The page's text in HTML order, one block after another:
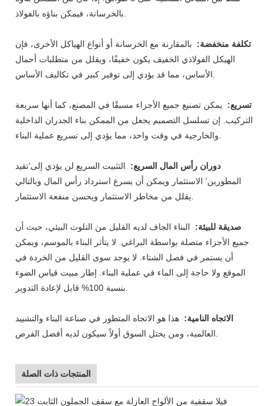
بالخرسانة، فيمكن بناؤه بالفولاذ.
تكلفة منخفضة:
بالمقارنة مع الخرسانة أو أنواع الهياكل الأخرى، فإن
الهيكل الفولاذي الخفيف يكون خفيفًا، ويقلل من متطلبات أحمال
الأساس، مما قد يؤدي إلى توفير كبير في تكاليف الأساس.
تسريع:
يمكن تصنيع جميع الأجزاء مسبقًا في المصنع، كما أنها سريعة
التركيب. إن تسلسل التصميم يجعل من الممكن بناء الجدران الداخلية
والخارجية في وقت واحد، مما يؤدي إلى تسريع عملية البناء.
دوران رأس المال السريع:
التثبيت السريع لن يؤدي إلى’تقيد
المطورين’ الاستثمار ويمكن أن يسرع استرداد رأس المال وبالتالي
يقلل من مخاطر الاستثمار ويحسن منفعة الاستثمار.
صديقة للبيئة:
البناء الجاف لديه القليل من التلوث البيئي، حيث أن
جميع الأجزاء متصلة بواسطة البراغي. لا يتأثر البناء بالموسم، ويمكن
أن يستمر في فصل الشتاء. لا يوجد سوى القليل من الخردة في
الموقع ولا حاجة إلى الماء في عملية البناء. إطار مبيت قياس الضوء
بنسبة 100% قابل لإعادة التدوير.
الاتجاه النامية: هذا هو الاتجاه المتطور في صناعة البناء والتشييد
العالمية، ومن يحتل السوق أولاً سيكون لديه أفضل الفرص.
المنتجات ذات الصلة